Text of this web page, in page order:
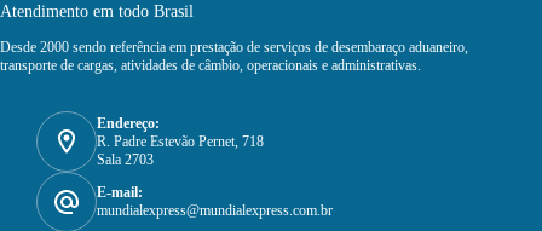
Atendimento em todo Brasil
Desde 2000 sendo referência em prestação de serviços de desembaraço aduaneiro,
transporte de cargas, atividades de câmbio, operacionais e administrativas.
Endereço:
R. Padre Estevão Pernet, 718
Sala 2703
E-mail:
mundialexpress@mundialexpress.com.br